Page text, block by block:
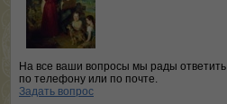
На все ваши вопросы мы рады ответить
по телефону или по почте.
Задать вопрос